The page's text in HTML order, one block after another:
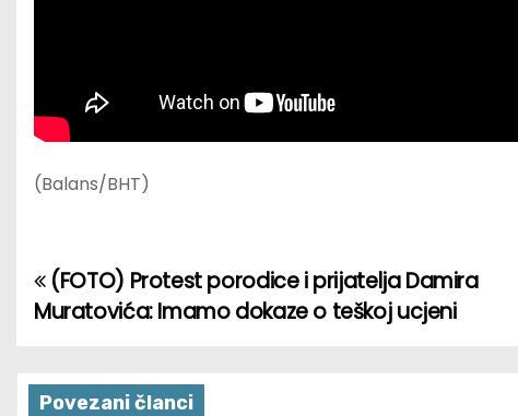
(Balans/BHT)
P
s
(FOTO) Protest porodice i prijatelja Damira
Muratovića: Imamo dokaze o teškoj ucjeni
Povezani članci